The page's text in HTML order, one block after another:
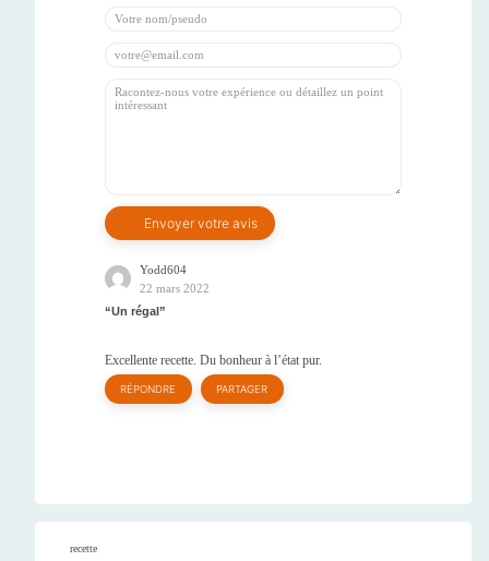
Yodd604
22 mars 2022
Un régal
Excellente recette. Du bonheur à l’état pur.
RÉPONDRE PARTAGER
recette